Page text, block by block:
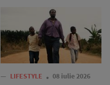
— LIFESTYLE 08 iulie 2026